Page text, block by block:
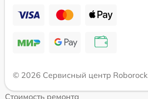
© 2026 Сервисный центр Roborock
Стоимость ремонта